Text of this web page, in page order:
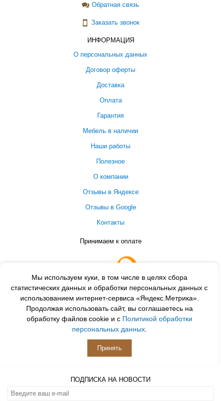
Мы используем куки, в том числе в целях сбора
статистических данных и обработки персональных данных с
использованием интернет-сервиса «Яндекс.Метрика».
Продолжая использовать сайт, вы соглашаетесь на
обработку файлов cookie и с Политикой обработки
персональных данных.
Принять
Обратная связь
Заказать звонок
ИНФОРМАЦИЯ
О персональных данных
Договор оферты
Доставка
Оплата
Гарантия
Мебель в наличии
Наши работы
Полезное
О компании
Отзывы в Яндексе
Отзывы в Google
Контакты
Принимаем к оплате
ПОДПИСЫВАЙСЯ
ПОДПИСКА НА НОВОСТИ